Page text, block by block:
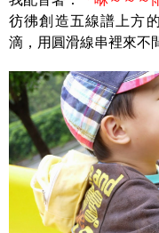
彷彿創造五線譜上方
滴，用圓滑線串裡來不